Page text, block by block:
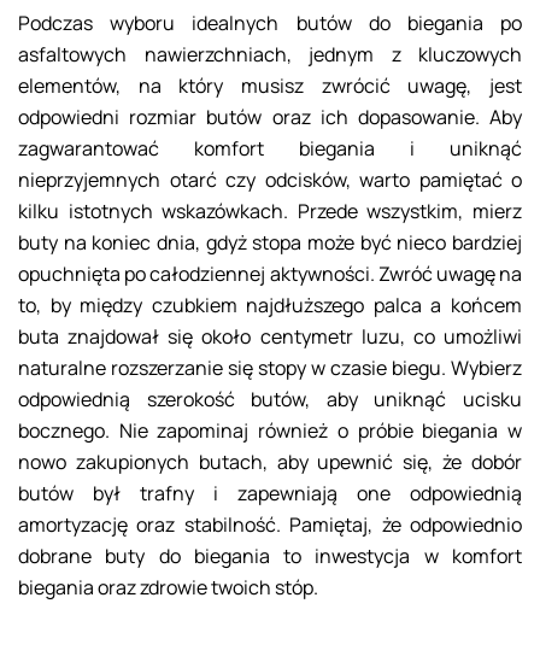
Podczas wyboru idealnych butów do biegania po
asfaltowych nawierzchniach, jednym z kluczowych
elementów, na który musisz zwrócić uwagę, jest
odpowiedni rozmiar butów oraz ich dopasowanie. Aby
zagwarantować komfort biegania i uniknąć
nieprzyjemnych otarć czy odcisków, warto pamiętać o
kilku istotnych wskazówkach. Przede wszystkim, mierz
buty na koniec dnia, gdyż stopa może być nieco bardziej
opuchnięta po całodziennej aktywności. Zwróć uwagę na
to, by między czubkiem najdłuższego palca a końcem
buta znajdował się około centymetr luzu, co umożliwi
naturalne rozszerzanie się stopy w czasie biegu. Wybierz
odpowiednią szerokość butów, aby uniknąć ucisku
bocznego. Nie zapominaj również o próbie biegania w
nowo zakupionych butach, aby upewnić się, że dobór
butów był trafny i zapewniają one odpowiednią
amortyzację oraz stabilność. Pamiętaj, że odpowiednio
dobrane buty do biegania to inwestycja w komfort
biegania oraz zdrowie twoich stóp.